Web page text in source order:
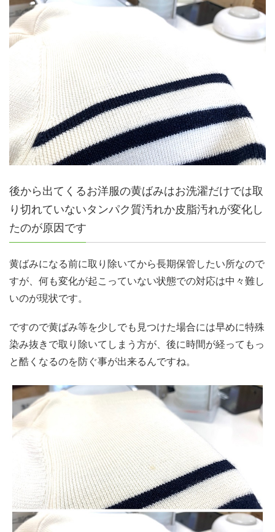
後から出てくるお洋服の黄ばみはお洗濯だけでは取
り切れていないタンパク質汚れか皮脂汚れが変化し
たのが原因です
黄ばみになる前に取り除いてから長期保管したい所なので
すが、何も変化が起こっていない状態での対応は中々難し
いのが現状です。
ですので黄ばみ等を少しでも見つけた場合には早めに特殊
染み抜きで取り除いてしまう方が、後に時間が経ってもっ
と酷くなるのを防ぐ事が出来るんですね。